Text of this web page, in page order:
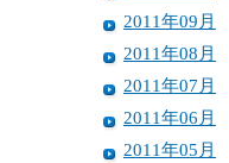
2011年09月
2011年08月
2011年07月
2011年06月
2011年05月